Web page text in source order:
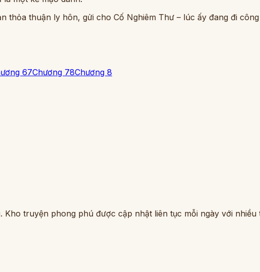
thỏa thuận ly hôn, gửi cho Cố Nghiêm Thư – lúc ấy đang đi
67Chương 78Chương 8
truyện phong phú được cập nhật liên tục mỗi ngày với nhiều